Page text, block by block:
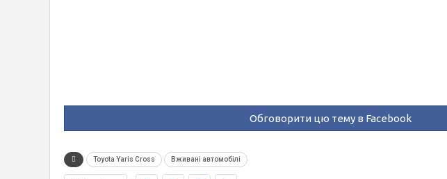
Обговорити цю тему в Facebook
Toyota Yaris Cross Вживані автомобілі